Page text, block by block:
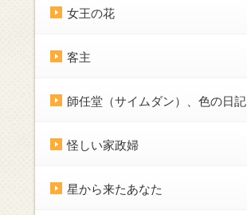
女王の花
客主
師任堂（サイムダン）、色の日記
怪しい家政婦
星から来たあなた